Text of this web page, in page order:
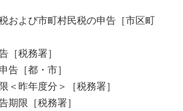
および市町村民税の申告［市区町
［税務署］
告［都・市］
＜昨年度分＞［税務署］
期限［税務署］